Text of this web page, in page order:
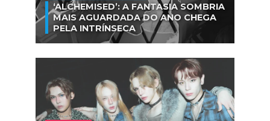
‘ALCHEMISED’: A FANTASIA SOMBRIA
MAIS AGUARDADA DO ANO CHEGA
PELA INTRÍNSECA